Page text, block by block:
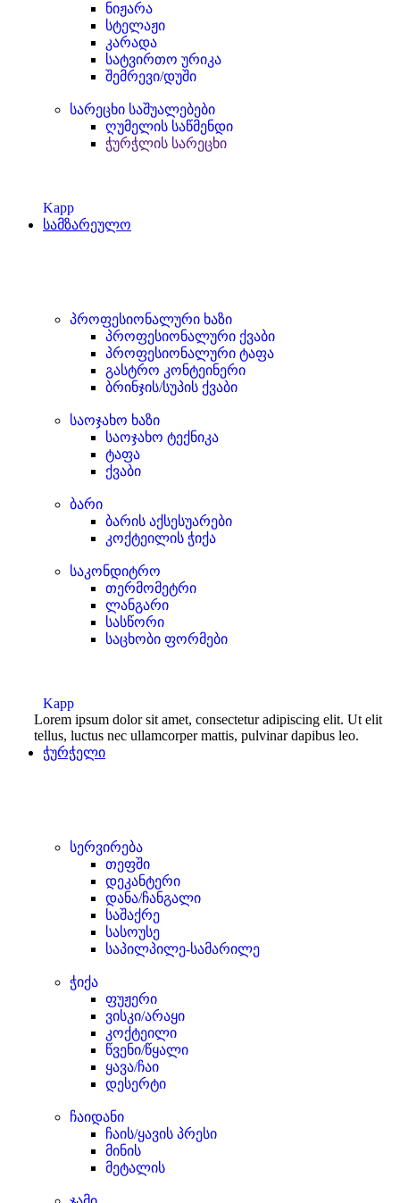
ნიჟარა
სტელაჟი
კარადა
სატვირთო ურიკა
შემრევი/დუში
სარეცხი საშუალებები
ღუმელის საწმენდი
ჭურჭლის სარეცხი
Kapp
სამზარეულო
პროფესიონალური ხაზი
პროფესიონალური ქვაბი
პროფესიონალური ტაფა
გასტრო კონტეინერი
ბრინჯის/სუპის ქვაბი
საოჯახო ხაზი
საოჯახო ტექნიკა
ტაფა
ქვაბი
ბარი
ბარის აქსესუარები
კოქტეილის ჭიქა
საკონდიტრო
თერმომეტრი
ლანგარი
სასწორი
საცხობი ფორმები
Kapp
Lorem ipsum dolor sit amet, consectetur adipiscing elit. Ut elit
tellus, luctus nec ullamcorper mattis, pulvinar dapibus leo.
ჭურჭელი
სერვირება
თეფში
დეკანტერი
დანა/ჩანგალი
საშაქრე
სასოუსე
საპილპილე-სამარილე
ჭიქა
ფუჟერი
ვისკი/არაყი
კოქტეილი
წვენი/წყალი
ყავა/ჩაი
დესერტი
ჩაიდანი
ჩაის/ყავის პრესი
მინის
მეტალის